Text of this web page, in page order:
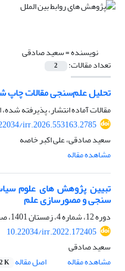
نویسنده =سعید صادقی
تعداد مقالات: 2
تحلیل علم‌سنجی مقالات چاپ
مقالات آماده انتشار، پذیرفته شده،
irr.2026.553163.2785
سعید صادقی، علی اکبر خاصه
مشاهده مقاله
تبیین پژوهش های علوم
سنجی و مصورسازی علم
دوره 12، شماره 4، زمستان 1401، صفحه
10.22034/irr.2022.172405
سعید صادقی
مشاهده مقاله
اصل مقاله K